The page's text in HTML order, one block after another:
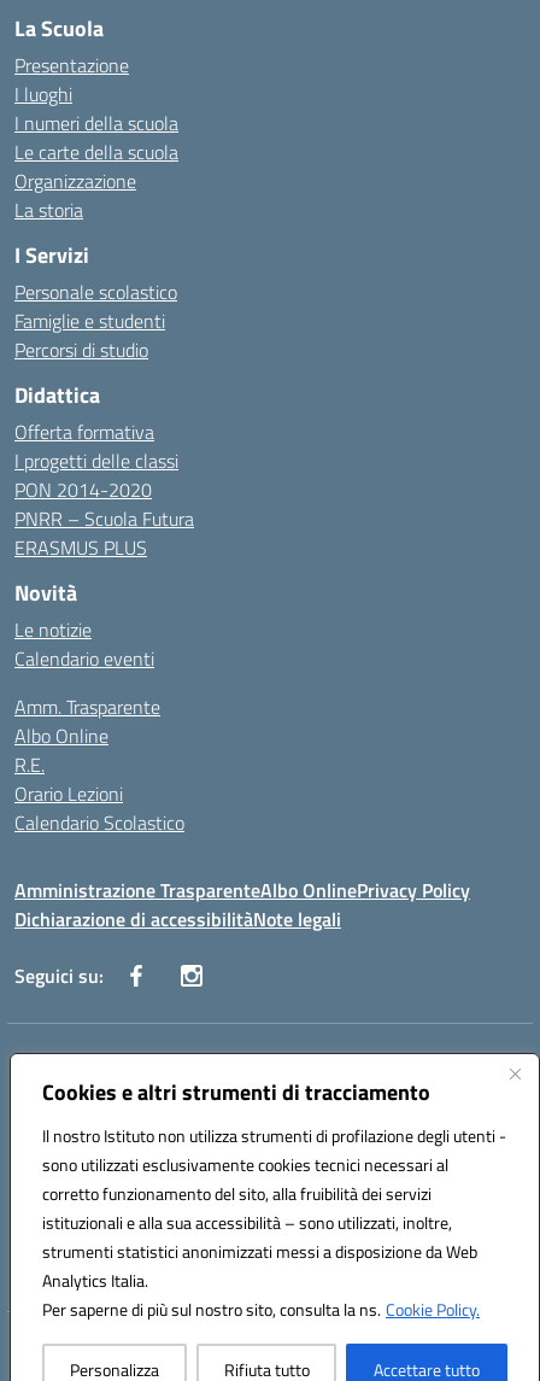
Cookies e altri strumenti di tracciamento
Il nostro Istituto non utilizza strumenti di profilazione degli utenti -
sono utilizzati esclusivamente cookies tecnici necessari al
corretto funzionamento del sito, alla fruibilità dei servizi
istituzionali e alla sua accessibilità – sono utilizzati, inoltre,
strumenti statistici anonimizzati messi a disposizione da Web
Analytics Italia.
Per saperne di più sul nostro sito, consulta la ns.Cookie Policy.
Personalizza Rifiuta tutto Accettare tutto
La Scuola
Presentazione
I luoghi
I numeri della scuola
Le carte della scuola
Organizzazione
La storia
I Servizi
Personale scolastico
Famiglie e studenti
Percorsi di studio
Didattica
Offerta formativa
I progetti delle classi
PON 2014-2020
PNRR – Scuola Futura
ERASMUS PLUS
Novità
Le notizie
Calendario eventi
Amm. Trasparente
Albo Online
R.E.
Orario Lezioni
Calendario Scolastico
Amministrazione TrasparenteAlbo OnlinePrivacy Policy
Dichiarazione di accessibilitàNote legali
Seguici su:
Indirizzo:Via Vecchini n. 2, Ancona 60123 - Via M. Marini n. 33, Ancona
60129
Posta elettronica certificata (PEC):anis01200g@pec.istruzione.it
Codice fiscale: 93122280428
Codice meccanografico:ANIS01200G
Codice Indice delle Pubbliche Amministrazioni (IPA): istsc_ANIS01200G
Codice unico di fatturazione (CUF): UF434M
Hosting & Powered by 3D Solution S.r.l.